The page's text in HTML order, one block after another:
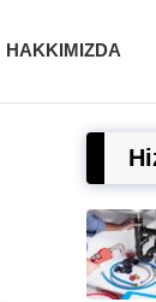
HAKKIMIZDA